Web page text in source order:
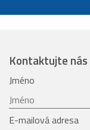
Kontaktujte nás
Jméno
E-mailová adresa